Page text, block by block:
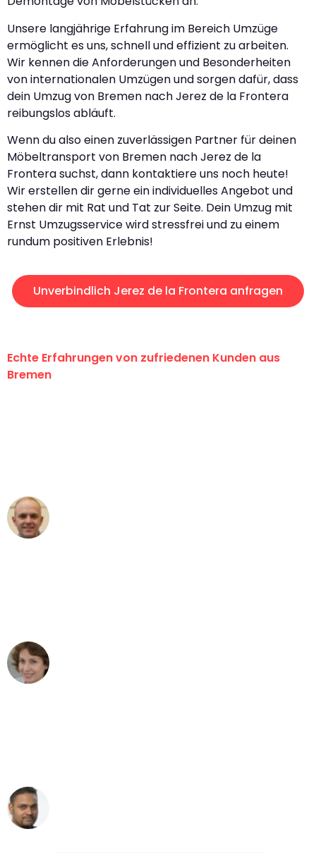
Unsere langjährige Erfahrung im Bereich Umzüge
ermöglicht es uns, schnell und effizient zu arbeiten.
Wir kennen die Anforderungen und Besonderheiten
von internationalen Umzügen und sorgen dafür, dass
dein Umzug von Bremen nach Jerez de la Frontera
reibungslos abläuft.
Wenn du also einen zuverlässigen Partner für deinen
Möbeltransport von Bremen nach Jerez de la
Frontera suchst, dann kontaktiere uns noch heute!
Wir erstellen dir gerne ein individuelles Angebot und
stehen dir mit Rat und Tat zur Seite. Dein Umzug mit
Ernst Umzugsservice wird stressfrei und zu einem
rundum positiven Erlebnis!
Unverbindlich Jerez de la Frontera anfragen
Echte Erfahrungen von zufriedenen Kunden aus
Bremen